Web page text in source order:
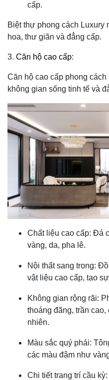
cấp.
Biệt thự phong cách Luxury
hoa, thư giãn và đẳng cấp.
3. Căn hộ cao cấp:
Căn hộ cao cấp phong
không gian sống tinh tế và
Chất liệu cao cấp: Đá
vàng, da, pha lê.
Nội thất sang trọng:
vật liệu cao cấp, tạo
Không gian rộng rãi:
thoáng đãng, trần
nhiên.
Màu sắc quý phái:
các màu đậm như
Chi tiết trang trí cầu